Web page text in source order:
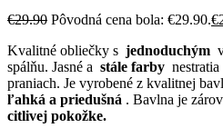
€29.90 Pôvodná cena bola: €29.90.€
Kvalitné obliečky s jednoduchým
spálňu. Jasné a stále farby
praniach. Je vyrobené z kvalitnej
ľahká a priedušná . Bavlna je
citlivej pokožke.